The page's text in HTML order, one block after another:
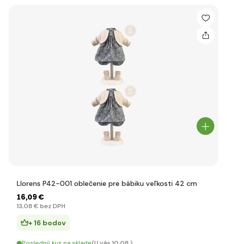
Llorens P42-001 oblečenie pre bábiku veľkosti 42 cm
16,09 €
13,08 € bez DPH
+ 16 bodov